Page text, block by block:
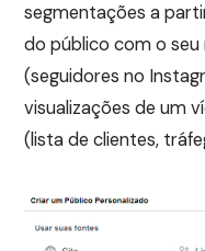
segmentações a
do público com o
(seguidores no
visualizações de um
(lista de clientes,